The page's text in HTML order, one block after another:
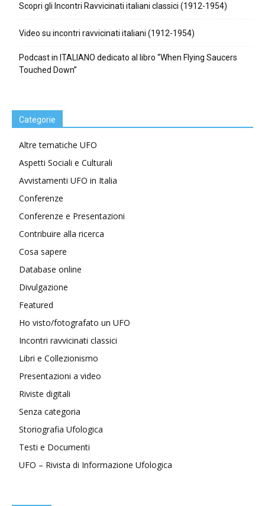
Scopri gli Incontri Ravvicinati italiani classici (1912-1954)
Video su incontri ravvicinati italiani (1912-1954)
Podcast in ITALIANO dedicato al libro “When Flying Saucers
Touched Down”
Categorie
Altre tematiche UFO
Aspetti Sociali e Culturali
Avvistamenti UFO in Italia
Conferenze
Conferenze e Presentazioni
Contribuire alla ricerca
Cosa sapere
Database online
Divulgazione
Featured
Ho visto/fotografato un UFO
Incontri ravvicinati classici
Libri e Collezionismo
Presentazioni a video
Riviste digitali
Senza categoria
Storiografia Ufologica
Testi e Documenti
UFO – Rivista di Informazione Ufologica